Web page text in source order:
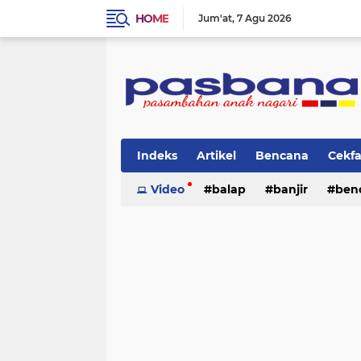
HOME Jum'at 7 Agu 2026
Indeks Artikel Bencana
Musik Olahraga Pariwisata
Video balap banjir